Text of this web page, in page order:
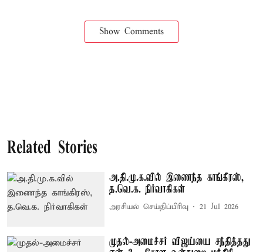
Show Comments
Related Stories
அ.தி.மு.க.வில் இணைந்த காங்கிரஸ்,
த.வெ.க. நிர்வாகிகள்
அரசியல் செய்திப்பிரிவு 21 Jul 2026
முதல்-அமைச்சர் விஜய்யை சந்தித்தது